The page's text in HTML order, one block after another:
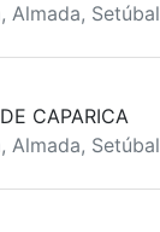
Almada, Setúbal
CAPARICA
Almada, Setúbal